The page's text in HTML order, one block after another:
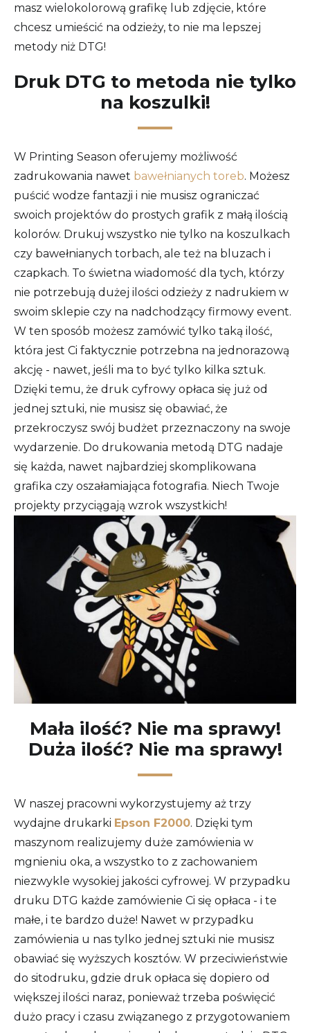
masz wielokolorową grafikę lub zdjęcie, które
chcesz umieścić na odzieży, to nie ma lepszej
metody niż DTG!
Druk DTG to metoda nie tylko
na koszulki!
W Printing Season oferujemy możliwość
zadrukowania nawet bawełnianych toreb. Możesz
puścić wodze fantazji i nie musisz ograniczać
swoich projektów do prostych grafik z małą ilością
kolorów. Drukuj wszystko nie tylko na koszulkach
czy bawełnianych torbach, ale też na bluzach i
czapkach. To świetna wiadomość dla tych, którzy
nie potrzebują dużej ilości odzieży z nadrukiem w
swoim sklepie czy na nadchodzący firmowy event.
W ten sposób możesz zamówić tylko taką ilość,
która jest Ci faktycznie potrzebna na jednorazową
akcję - nawet, jeśli ma to być tylko kilka sztuk.
Dzięki temu, że druk cyfrowy opłaca się już od
jednej sztuki, nie musisz się obawiać, że
przekroczysz swój budżet przeznaczony na swoje
wydarzenie. Do drukowania metodą DTG nadaje
się każda, nawet najbardziej skomplikowana
grafika czy oszałamiająca fotografia. Niech Twoje
projekty przyciągają wzrok wszystkich!
Mała ilość? Nie ma sprawy!
Duża ilość? Nie ma sprawy!
W naszej pracowni wykorzystujemy aż trzy
wydajne drukarki Epson F2000. Dzięki tym
maszynom realizujemy duże zamówienia w
mgnieniu oka, a wszystko to z zachowaniem
niezwykle wysokiej jakości cyfrowej. W przypadku
druku DTG każde zamówienie Ci się opłaca - i te
małe, i te bardzo duże! Nawet w przypadku
zamówienia u nas tylko jednej sztuki nie musisz
obawiać się wyższych kosztów. W przeciwieństwie
do sitodruku, gdzie druk opłaca się dopiero od
większej ilości naraz, ponieważ trzeba poświęcić
dużo pracy i czasu związanego z przygotowaniem